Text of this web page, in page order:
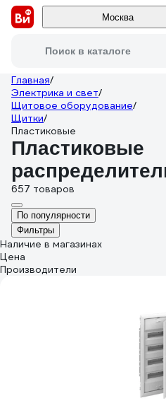
Москва
Поиск в каталоге
Главная/
Электрика и свет/
Щитовое оборудование/
Щитки/
Пластиковые
Пластиковые
657 товаров
По популярности
Фильтры
Наличие в магазинах
Цена
Производители